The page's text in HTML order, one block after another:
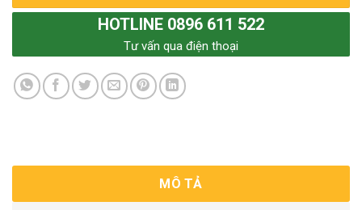
HOTLINE 0896 611 522
Tư vấn qua điện thoại
MÔ TẢ